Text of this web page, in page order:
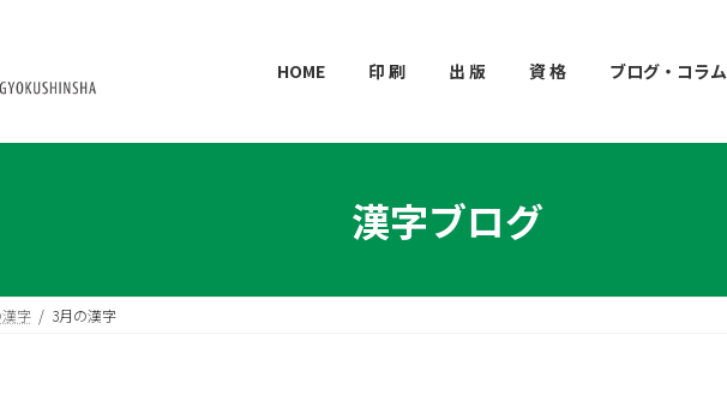
HOME 印 刷 出 版 資 格 ブログ・コラム
漢字ブログ
字 3月の漢字